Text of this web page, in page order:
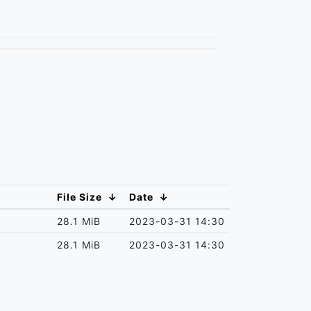
File Size ↓ Date ↓
28.1 MiB
2023-03-31 14:30
28.1 MiB
2023-03-31 14:30